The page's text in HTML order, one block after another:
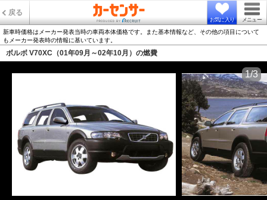
戻る
お気に入り メニュー
新車時価格はメーカー発表当時の車両本体価格です。また基本情報など、その他の項目について
もメーカー発表時の情報に基いています。
ボルボ V70XC（01年09月～02年10月）の燃費
1/3